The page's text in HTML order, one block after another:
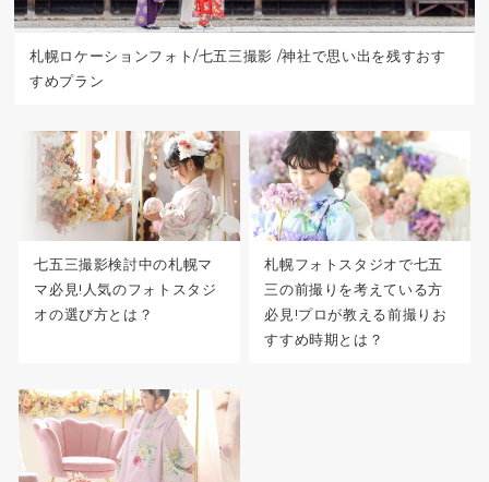
札幌ロケーションフォト/七五三撮影 /神社で思い出を残すおす
すめプラン
七五三撮影検討中の札幌マ
マ必見!人気のフォトスタジ
オの選び方とは？
札幌フォトスタジオで七五
三の前撮りを考えている方
必見!プロが教える前撮りお
すすめ時期とは？